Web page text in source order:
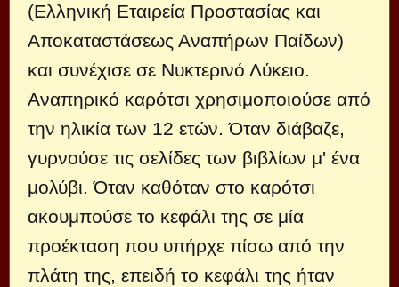
(Ελληνική Εταιρεία Προστασίας και
Αποκαταστάσεως Αναπήρων Παίδων)
και συνέχισε σε Νυκτερινό Λύκειο.
Αναπηρικό καρότσι χρησιμοποιούσε από
την ηλικία των 12 ετών. Όταν διάβαζε,
γυρνούσε τις σελίδες των βιβλίων μ' ένα
μολύβι. Όταν καθόταν στο καρότσι
ακουμπούσε το κεφάλι της σε μία
προέκταση που υπήρχε πίσω από την
πλάτη της, επειδή το κεφάλι της ήταν